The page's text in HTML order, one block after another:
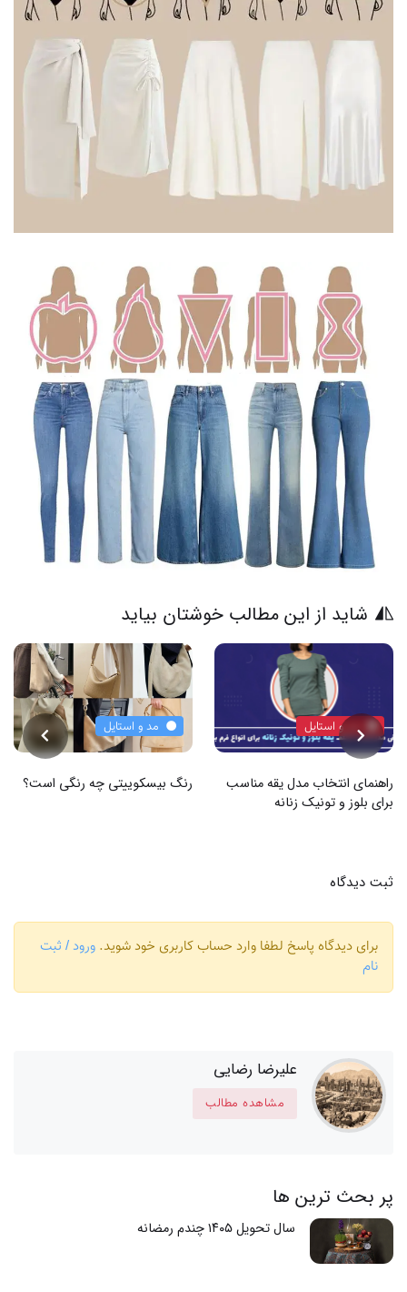
شاید از این مطالب خوشتان بیاید
مد و استایل
راهنمای انتخاب مدل یقه مناسب
برای بلوز و تونیک زنانه
مد و استایل
رنگ بیسکوییتی چه رنگی است؟
ثبت دیدگاه
برای دیدگاه پاسخ لطفا وارد حساب کاربری خود شوید. ورود / ثبت
نام
علیرضا رضایی
مشاهده مطالب
پر بحث ترین ها
سال تحویل ۱۴۰۵ چندم رمضانه